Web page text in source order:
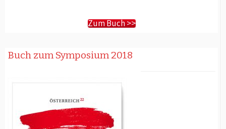
Zum Buch >>
Buch zum Symposium 2018